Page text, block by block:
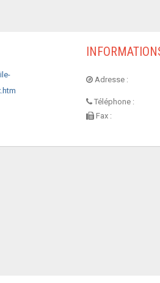
Adresse :
Téléphone :
Fax :